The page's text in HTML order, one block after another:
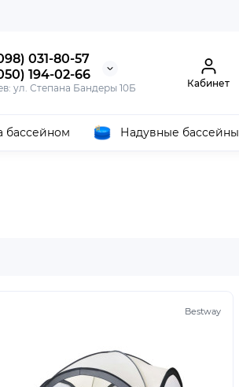
031-80-57
194-02-66
ул. Степана Бандеры 10Б Кабинет
бассейном Надувные бассейны
Bestway